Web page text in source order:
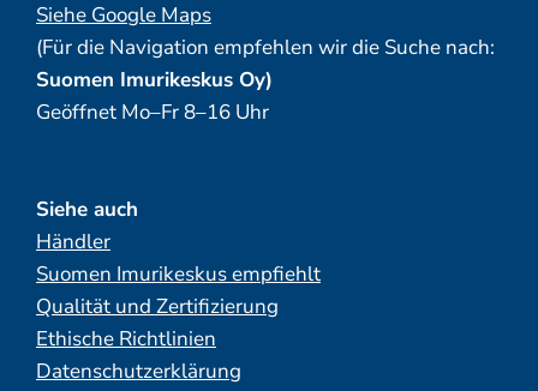
Siehe Google Maps
(Für die Navigation empfehlen wir die Suche nach:
Suomen Imurikeskus Oy)
Geöffnet Mo–Fr 8–16 Uhr
Siehe auch
Händler
Suomen Imurikeskus empfiehlt
Qualität und Zertifizierung
Ethische Richtlinien
Datenschutzerklärung